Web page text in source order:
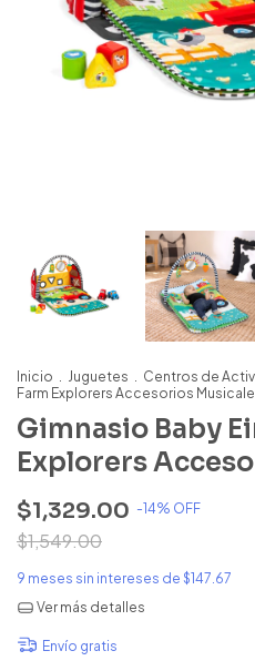
Inicio . Juguetes . Centros de
Farm Explorers Accesorios
Gimnasio Baby
Explorers
$1,329.00 -14% OFF
$1,549.00
9 meses sin intereses de $147.67
Ver más detalles
Envío gratis